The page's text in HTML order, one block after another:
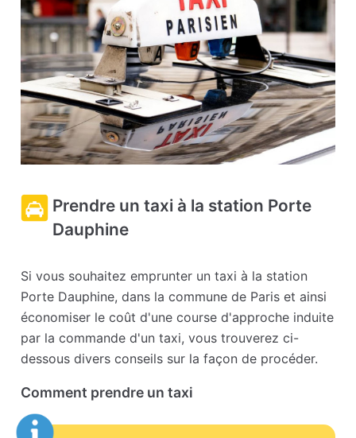
Prendre un taxi à la station Porte
Dauphine
Si vous souhaitez emprunter un taxi à la station
Porte Dauphine, dans la commune de Paris et ainsi
économiser le coût d'une course d'approche induite
par la commande d'un taxi, vous trouverez ci-
dessous divers conseils sur la façon de procéder.
Comment prendre un taxi